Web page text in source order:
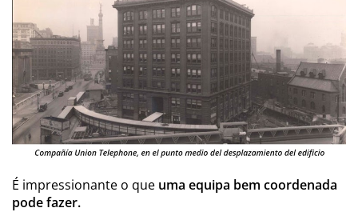
É impressionante o que uma equipa bem coordenada
pode fazer.